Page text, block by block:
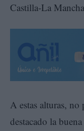
Castilla-La
A estas alturas, no
destacado la